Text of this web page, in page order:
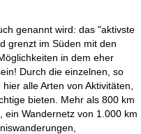
genannt wird: das "aktivste
grenzt im Süden mit den
in dem eher
Durch die einzelnen, so
alle Arten von Aktivitäten,
bieten. Mehr als 800 km
ein Wandernetz von 1.000 km